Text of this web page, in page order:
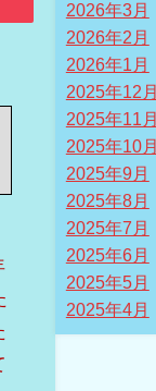
2026年3月
2026年2月
2026年1月
2025年12月
2025年11月
2025年10月
2025年9月
2025年8月
2025年7月
2025年6月
2025年5月
2025年4月